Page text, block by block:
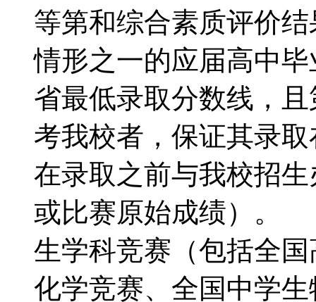
等第和综合素质评价
情形之一的应届高中
省最低录取分数线，
考我校者，保证其录
在录取之前与我校招
或比赛原始成绩）。
生学科竞赛（包括全
化学竞赛、全国中学